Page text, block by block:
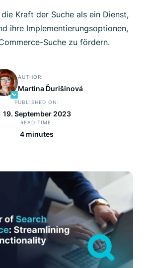
Kraft der Suche als ein Dienst,
ihre Implementierungsoptionen,
Suche zu fördern.
AUTHOR
Martina Ďurišinová
PUBLISHED ON
19. September 2023
READ TIME
4 minutes